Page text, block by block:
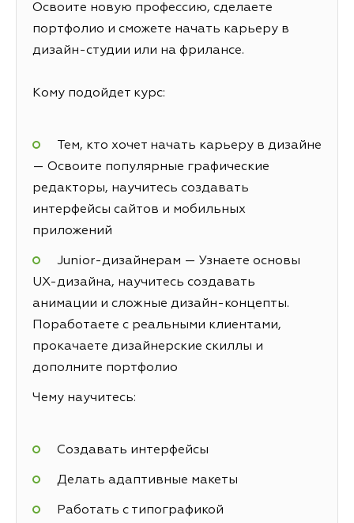
Освоите новую профессию, сделаете
портфолио и сможете начать карьеру в
дизайн-студии или на фрилансе.
Кому подойдет курс:
Тем, кто хочет начать карьеру в дизайне
— Освоите популярные графические
редакторы, научитесь создавать
интерфейсы сайтов и мобильных
приложений
Junior-дизайнерам — Узнаете основы
UX-дизайна, научитесь создавать
анимации и сложные дизайн-концепты.
Поработаете с реальными клиентами,
прокачаете дизайнерские скиллы и
дополните портфолио
Чему научитесь:
Создавать интерфейсы
Делать адаптивные макеты
Работать с типографикой